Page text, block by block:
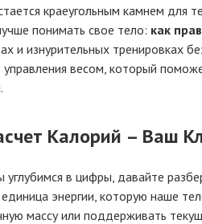
краеугольным камнем для
понимать свое тело: как
и изнурительных тренировках
управления весом, который
Калорий – Ваш
в цифры, давайте
энергии, которую наше
массу или поддерживать